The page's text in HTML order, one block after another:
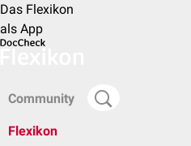
Das Flexikon
als App
Community
Flexikon